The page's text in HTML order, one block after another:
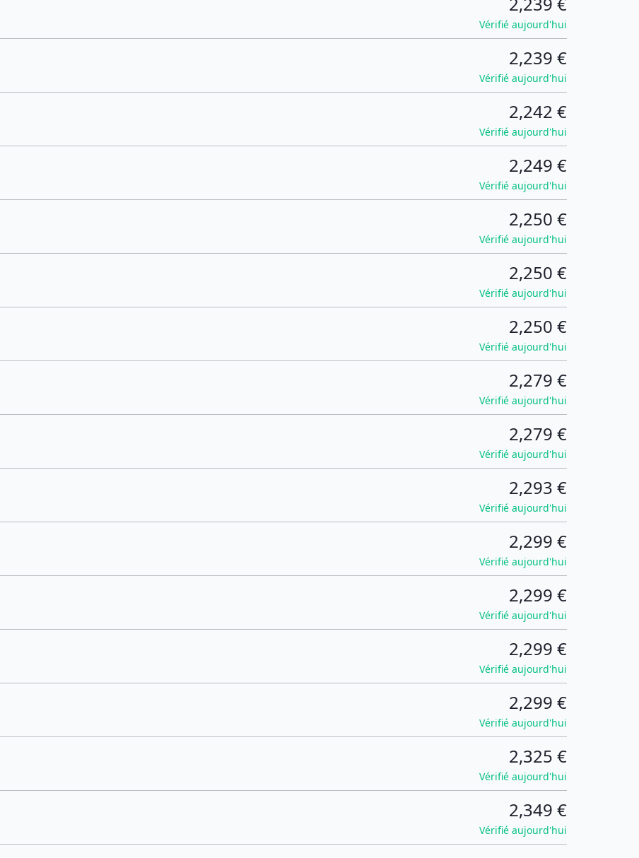
Vérifié aujourd'hui
2,239 €
Vérifié aujourd'hui
2,242 €
Vérifié aujourd'hui
2,249 €
Vérifié aujourd'hui
2,250 €
Vérifié aujourd'hui
2,250 €
Vérifié aujourd'hui
2,250 €
Vérifié aujourd'hui
2,279 €
Vérifié aujourd'hui
2,279 €
Vérifié aujourd'hui
2,293 €
Vérifié aujourd'hui
2,299 €
Vérifié aujourd'hui
2,299 €
Vérifié aujourd'hui
2,299 €
Vérifié aujourd'hui
2,299 €
Vérifié aujourd'hui
2,325 €
Vérifié aujourd'hui
2,349 €
Vérifié aujourd'hui